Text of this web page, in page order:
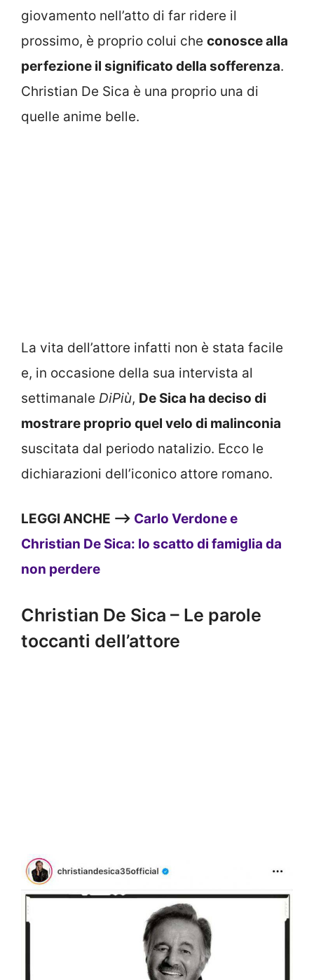
giovamento nell’atto di far ridere il
prossimo, è proprio colui che conosce alla
perfezione il significato della sofferenza.
Christian De Sica è una proprio una di
quelle anime belle.
La vita dell’attore infatti non è stata facile
e, in occasione della sua intervista al
settimanale DiPiù, De Sica ha deciso di
mostrare proprio quel velo di malinconia
suscitata dal periodo natalizio. Ecco le
dichiarazioni dell’iconico attore romano.
LEGGI ANCHE —> Carlo Verdone e
Christian De Sica: lo scatto di famiglia da
non perdere
Christian De Sica – Le parole
toccanti dell’attore